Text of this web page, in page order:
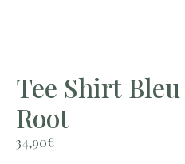
Tee Shirt
Root
34,90€